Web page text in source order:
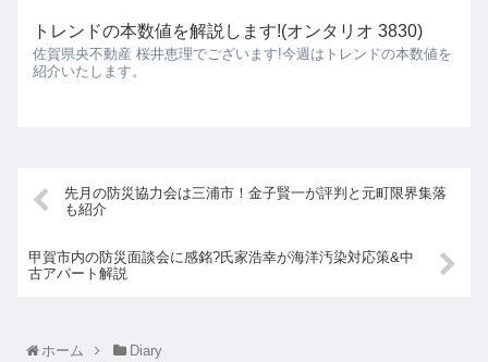
トレンドの本数値を解説します!(オンタリオ 3830)
佐賀県央不動産 桜井恵理でございます!今週はトレンドの本数値を
紹介いたします。
先月の防災協力会は三浦市！金子賢一が評判と元町限界集落
も紹介
甲賀市内の防災面談会に感銘?氏家浩幸が海洋汚染対応策&中
古アパート解説
ホーム Diary